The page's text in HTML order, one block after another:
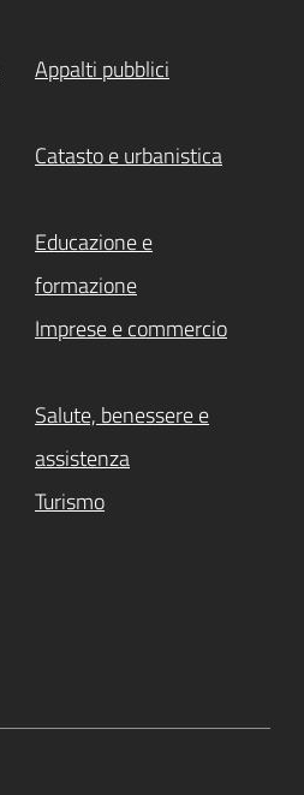
Appalti pubblici
Catasto e urbanistica
Educazione e
formazione
Imprese e commercio
Salute, benessere e
assistenza
Turismo